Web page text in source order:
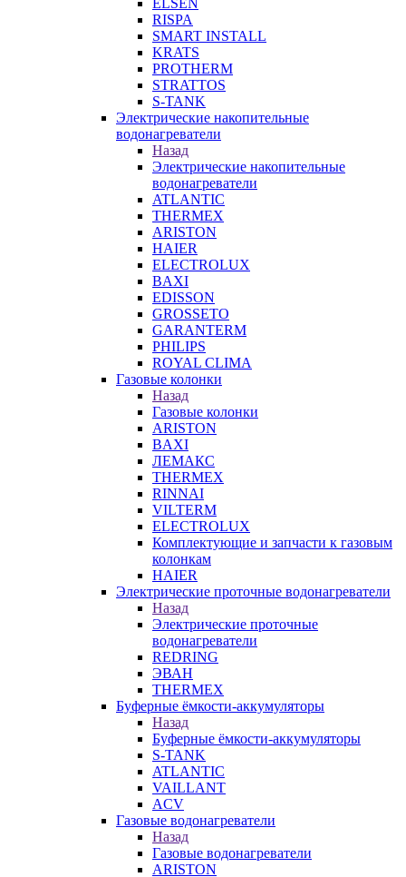
ELSEN
RISPA
SMART INSTALL
KRATS
PROTHERM
STRATTOS
S-TANK
Электрические накопительные
водонагреватели
Назад
Электрические накопительные
водонагреватели
ATLANTIC
THERMEX
ARISTON
HAIER
ELECTROLUX
BAXI
EDISSON
GROSSETO
GARANTERM
PHILIPS
ROYAL CLIMA
Газовые колонки
Назад
Газовые колонки
ARISTON
BAXI
ЛЕМАКС
THERMEX
RINNAI
VILTERM
ELECTROLUX
Комплектующие и запчасти к газовым
колонкам
HAIER
Электрические проточные водонагреватели
Назад
Электрические проточные
водонагреватели
REDRING
ЭВАН
THERMEX
Буферные ёмкости-аккумуляторы
Назад
Буферные ёмкости-аккумуляторы
S-TANK
ATLANTIC
VAILLANT
ACV
Газовые водонагреватели
Назад
Газовые водонагреватели
ARISTON